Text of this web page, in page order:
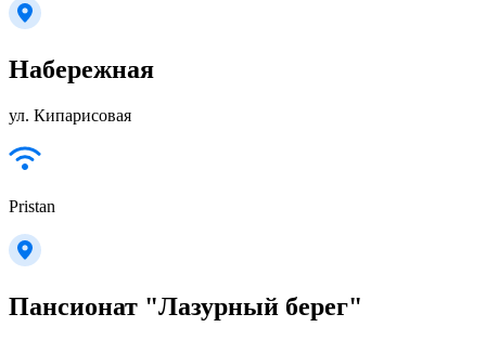
Набережная
ул. Кипарисовая
Pristan
Пансионат "Лазурный берег"